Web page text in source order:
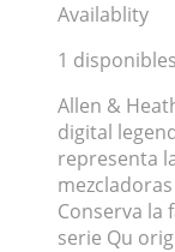
Availablity
1 disponibles
Allen &
digital
representa
Conserva la
serie Qu